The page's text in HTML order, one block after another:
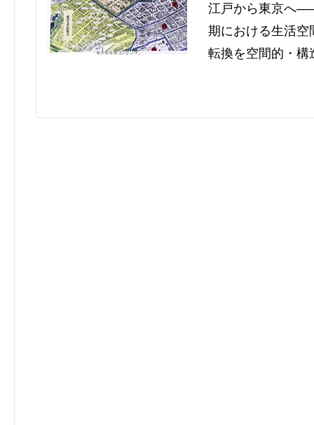
江戸から東京へ
期における生活空
転換を空間的・構